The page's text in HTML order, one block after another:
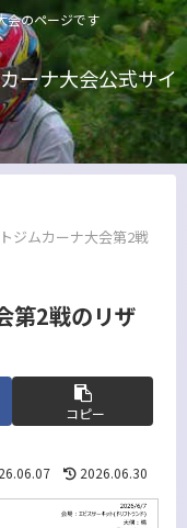
会のページです
ーナ大会公式サイ
ジムカーナ大会第2戦
第2戦のリザ
コピー
2026.06.30